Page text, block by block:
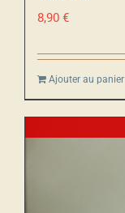
8,90 €
Ajouter au panier